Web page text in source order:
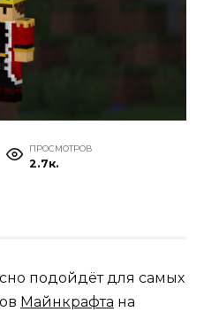
ПРОСМОТРОВ
2.7к.
подойдёт для самых
Майнкрафта на